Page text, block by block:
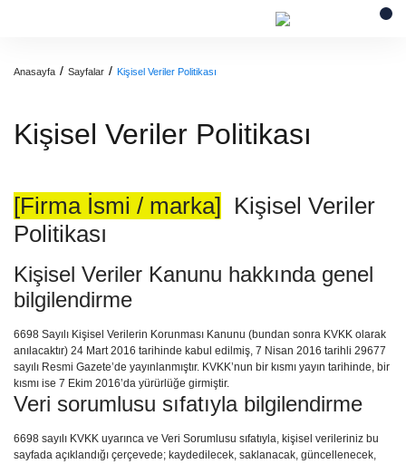
Anasayfa Sayfalar Kişisel Veriler Politikası
Kişisel Veriler Politikası
[Firma İsmi / marka] Kişisel Veriler
Politikası
Kişisel Veriler Kanunu hakkında genel
bilgilendirme
6698 Sayılı Kişisel Verilerin Korunması Kanunu (bundan sonra KVKK olarak
anılacaktır) 24 Mart 2016 tarihinde kabul edilmiş, 7 Nisan 2016 tarihli 29677
sayılı Resmi Gazete’de yayınlanmıştır. KVKK’nun bir kısmı yayın tarihinde, bir
kısmı ise 7 Ekim 2016’da yürürlüğe girmiştir.
Veri sorumlusu sıfatıyla bilgilendirme
6698 sayılı KVKK uyarınca ve Veri Sorumlusu sıfatıyla, kişisel verileriniz bu
sayfada açıklandığı çerçevede; kaydedilecek, saklanacak, güncellenecek,